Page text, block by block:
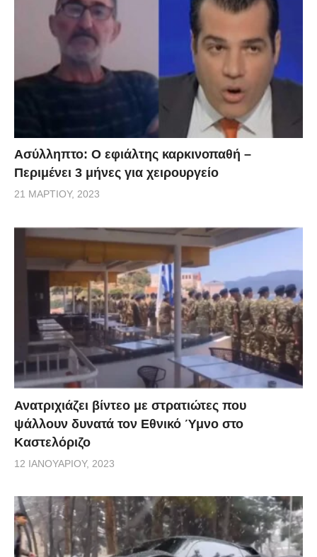
Ασύλληπτο: Ο εφιάλτης καρκινοπαθή –
Περιμένει 3 μήνες για χειρουργείο
21 ΜΑΡΤΊΟΥ, 2023
Ανατριχιάζει βίντεο με στρατιώτες που
ψάλλουν δυνατά τον Εθνικό Ύμνο στο
Καστελόριζο
12 ΙΑΝΟΥΑΡΊΟΥ, 2023